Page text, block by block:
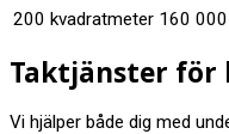
200 kvadratmeter 160
Taktjänster för
Vi hjälper både dig med